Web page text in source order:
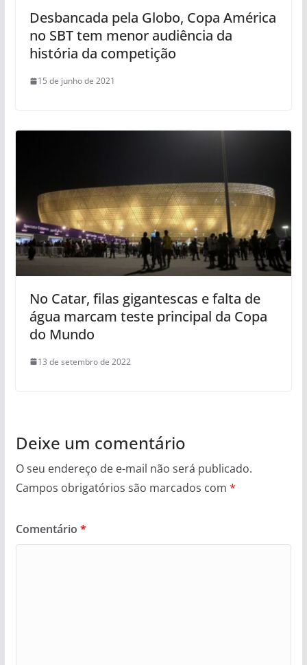
Desbancada pela Globo, Copa América
no SBT tem menor audiência da
história da competição
15 de junho de 2021
No Catar, filas gigantescas e falta de
água marcam teste principal da Copa
do Mundo
13 de setembro de 2022
Deixe um comentário
O seu endereço de e-mail não será publicado.
Campos obrigatórios são marcados com *
Comentário *